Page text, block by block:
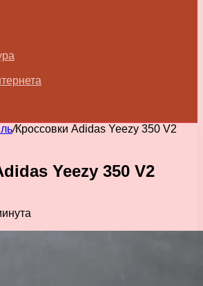
/Кроссовки Adidas Yeezy 350 V2
Yeezy 350 V2